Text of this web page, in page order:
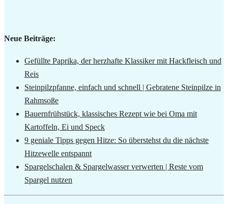
Neue Beiträge:
Gefüllte Paprika, der herzhafte Klassiker mit Hackfleisch und
Reis
Steinpilzpfanne, einfach und schnell | Gebratene Steinpilze in
Rahmsoße
Bauernfrühstück, klassisches Rezept wie bei Oma mit
Kartoffeln, Ei und Speck
9 geniale Tipps gegen Hitze: So überstehst du die nächste
Hitzewelle entspannt
Spargelschalen & Spargelwasser verwerten | Reste vom
Spargel nutzen